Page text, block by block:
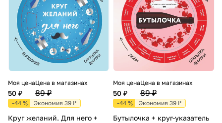
Моя цена
50 ₽
Цена в магазинах
89 ₽
-44 % Экономия 39 ₽
Круг желаний. Для него +
Моя цена
50 ₽
Цена в магазинах
89 ₽
-44 % Экономия 39 ₽
Бутылочка + круг-указатель